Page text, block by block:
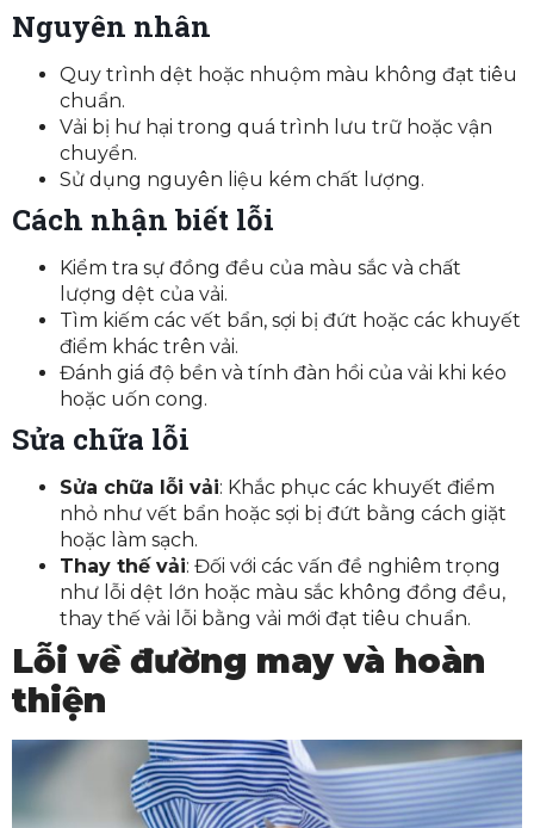
Nguyên nhân
Quy trình dệt hoặc nhuộm màu không đạt tiêu
chuẩn.
Vải bị hư hại trong quá trình lưu trữ hoặc vận
chuyển.
Sử dụng nguyên liệu kém chất lượng.
Cách nhận biết lỗi
Kiểm tra sự đồng đều của màu sắc và chất
lượng dệt của vải.
Tìm kiếm các vết bẩn, sợi bị đứt hoặc các khuyết
điểm khác trên vải.
Đánh giá độ bền và tính đàn hồi của vải khi kéo
hoặc uốn cong.
Sửa chữa lỗi
Sửa chữa lỗi vải: Khắc phục các khuyết điểm
nhỏ như vết bẩn hoặc sợi bị đứt bằng cách giặt
hoặc làm sạch.
Thay thế vải: Đối với các vấn đề nghiêm trọng
như lỗi dệt lớn hoặc màu sắc không đồng đều,
thay thế vải lỗi bằng vải mới đạt tiêu chuẩn.
Lỗi về đường may và hoàn
thiện